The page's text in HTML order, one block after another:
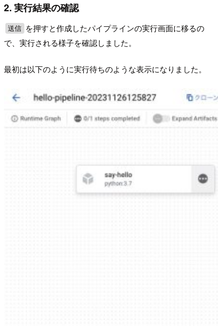
2. 実行結果の確認
送信
を押すと作成したパイプラインの実行画面に移るの
で、実行される様子を確認しました。
最初は以下のように実行待ちのような表示になりました。